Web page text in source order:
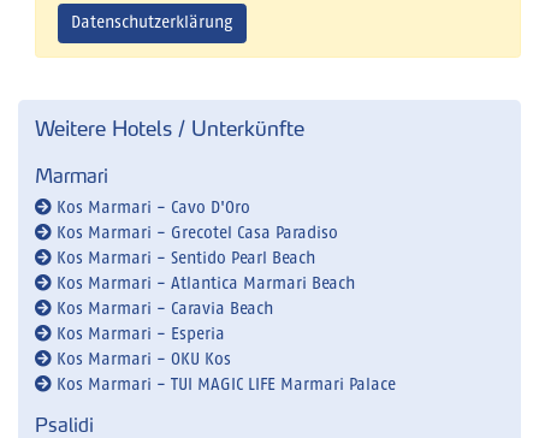
Datenschutzerklärung
Weitere Hotels / Unterkünfte
Marmari
Kos Marmari - Cavo D'Oro
Kos Marmari - Grecotel Casa Paradiso
Kos Marmari - Sentido Pearl Beach
Kos Marmari - Atlantica Marmari Beach
Kos Marmari - Caravia Beach
Kos Marmari - Esperia
Kos Marmari - OKU Kos
Kos Marmari - TUI MAGIC LIFE Marmari Palace
Psalidi